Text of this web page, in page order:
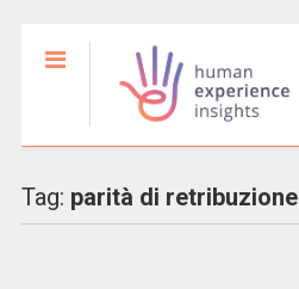
Tag: parità di retribuzione